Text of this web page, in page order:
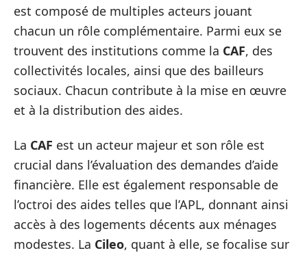
est composé de multiples acteurs jouant
chacun un rôle complémentaire. Parmi eux se
trouvent des institutions comme la CAF, des
collectivités locales, ainsi que des bailleurs
sociaux. Chacun contribute à la mise en œuvre
et à la distribution des aides.
La CAF est un acteur majeur et son rôle est
crucial dans l’évaluation des demandes d’aide
financière. Elle est également responsable de
l’octroi des aides telles que l’APL, donnant ainsi
accès à des logements décents aux ménages
modestes. La Cileo, quant à elle, se focalise sur